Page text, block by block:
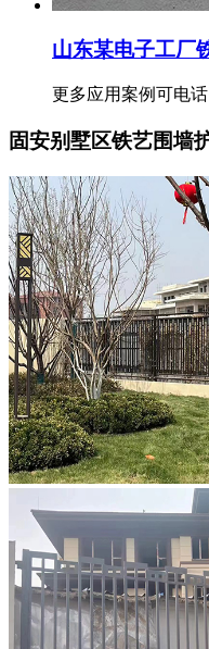
山东某电子工厂
更多应用案例可电话
固安别墅区铁艺围墙